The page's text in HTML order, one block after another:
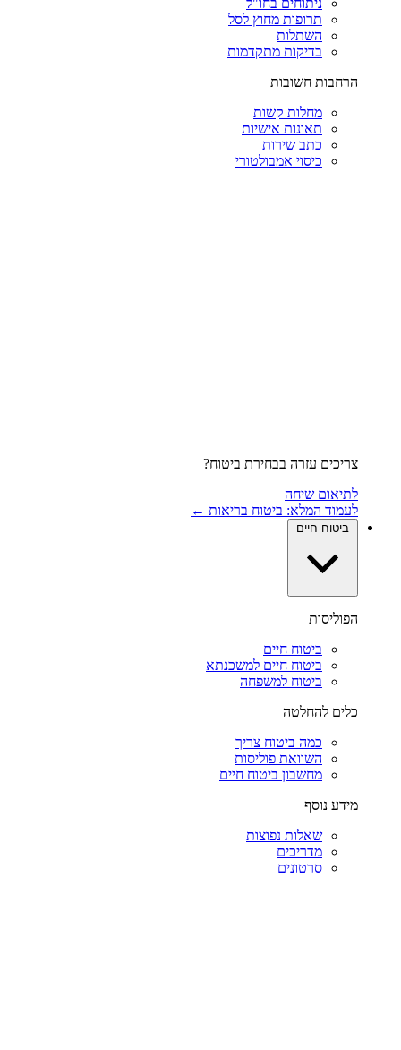
ניתוחים בחו"ל
תרופות מחוץ לסל
השתלות
בדיקות מתקדמות
הרחבות חשובות
מחלות קשות
תאונות אישיות
כתב שירות
כיסוי אמבולטורי
צריכים עזרה בבחירת ביטוח?
לתיאום שיחה
לעמוד המלא: ביטוח בריאות ←
ביטוח חיים
הפוליסות
ביטוח חיים
ביטוח חיים למשכנתא
ביטוח למשפחה
כלים להחלטה
כמה ביטוח צריך
השוואת פוליסות
מחשבון ביטוח חיים
מידע נוסף
שאלות נפוצות
מדריכים
סרטונים